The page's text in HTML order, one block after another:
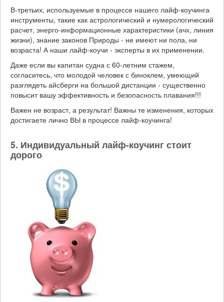
В-третьих, используемые в процессе нашего лайф-коучинга
инструменты, такие как астрологический и нумерологический
расчет, энерго-информационные характеристики (ачх, линия
жизни), знание законов Природы - не имеют ни пола, ни
возраста! А наши лайф-коучи - эксперты в их применении.
Даже если вы капитан судна с 60-летним стажем,
согласитесь, что молодой человек с биноклем, умеющий
разглядеть айсберги на большой дистанции - существенно
повысит вашу эффективность и безопасность плавания!!!
Важен не возраст, а результат! Важны те изменения, которых
достигаете лично ВЫ в процессе лайф-коучинга!
5. Индивидуальный лайф-коучинг стоит
дорого